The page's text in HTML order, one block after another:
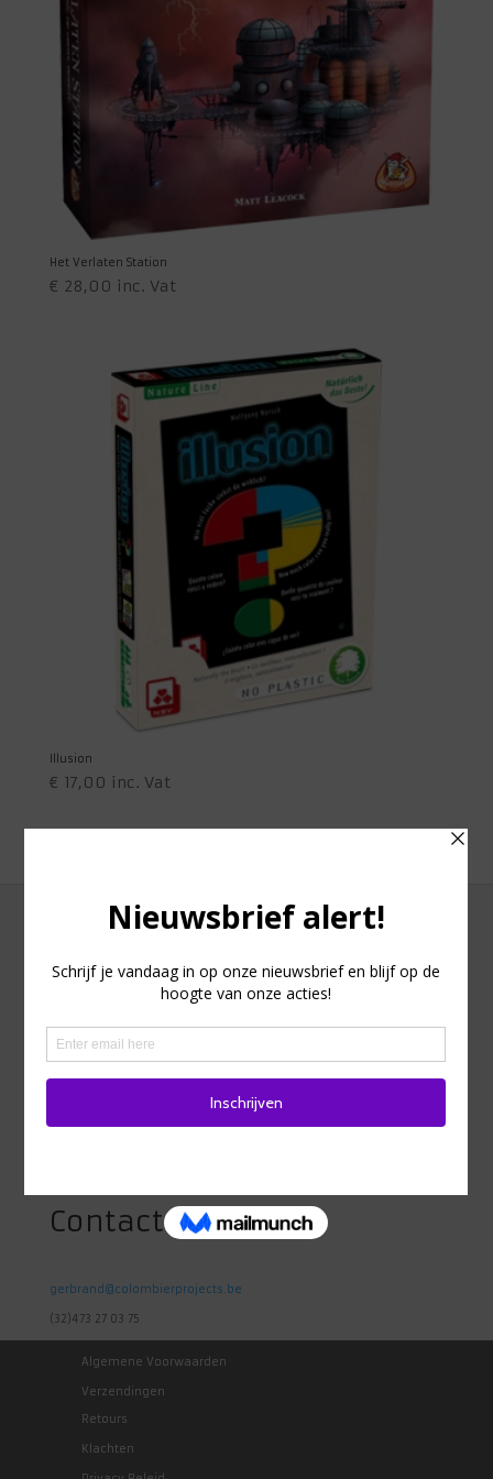
Het Verlaten Station
€ 28,00 inc. Vat
Illusion
€ 17,00 inc. Vat
Adres
Heidestraat 98
Contact
gerbrand@colombierprojects.be
(32)473 27 03 75
Algemene Voorwaarden
Verzendingen
Retours
Klachten